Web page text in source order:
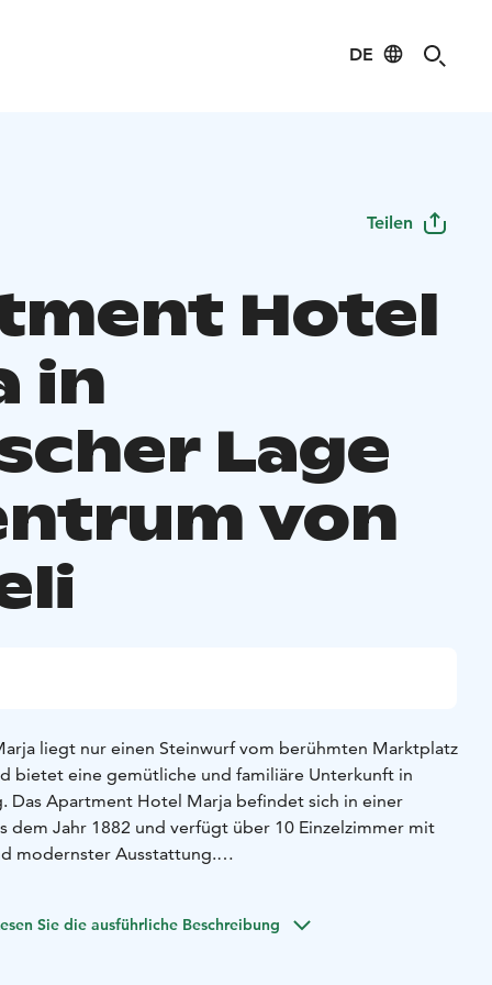
DE
Teilen
Hotel
in
Lage
von
liegt nur einen Steinwurf vom berühmten Marktplatz
bietet eine gemütliche und familiäre Unterkunft in
Das Apartment Hotel Marja befindet sich in einer
dem Jahr 1882 und verfügt über 10 Einzelzimmer mit
modernster Ausstattung.
unternehmen. Sie können hier bleiben
Sie die ausführliche Beschreibung